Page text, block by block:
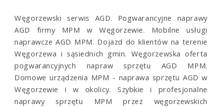
Węgorzewski serwis AGD. Pogwarancyjne naprawy
AGD firmy MPM w Węgorzewie. Mobilne usługi
naprawcze AGD MPM. Dojazd do klientów na terenie
Węgorzewa i sąsiednich gmin. Węgorzewska oferta
pogwarancyjnych napraw sprzętu AGD MPM.
Domowe urządzenia MPM - naprawa sprzętu AGD w
Węgorzewie i w okolicy. Szybkie i profesjonalne
naprawy sprzętu MPM przez węgorzewskich